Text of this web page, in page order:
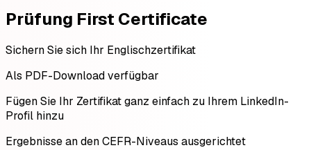
Prüfung First Certificate
Sichern Sie sich Ihr Englischzertifikat
Als PDF-Download verfügbar
Fügen Sie Ihr Zertifikat ganz einfach zu Ihrem LinkedIn-
Profil hinzu
Ergebnisse an den CEFR-Niveaus ausgerichtet